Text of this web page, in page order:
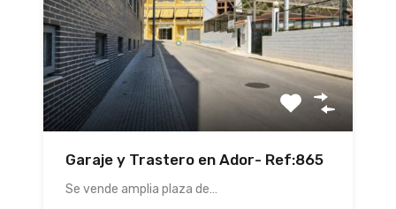
Garaje y Trastero en Ador- Ref:865
Se vende amplia plaza de…